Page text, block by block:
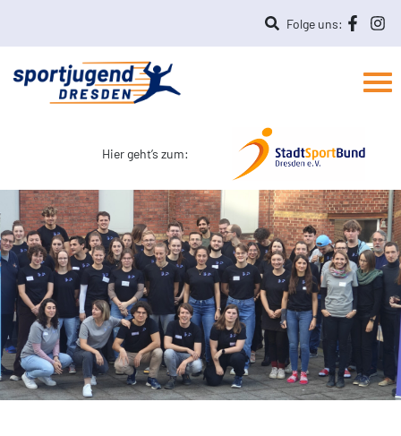
Folge uns:
Hier geht’s zum: